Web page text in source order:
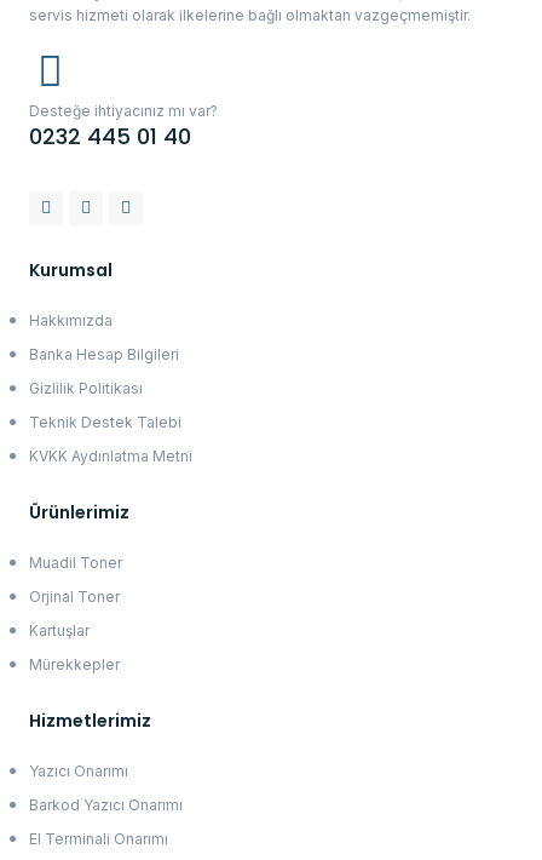
servis hizmeti olarak ilkelerine bağlı olmaktan vazgeçmemiştir.
Desteğe ihtiyacınız mı var?
0232 445 01 40
Kurumsal
Hakkımızda
Banka Hesap Bilgileri
Gizlilik Politikası
Teknik Destek Talebi
KVKK Aydınlatma Metni
Ürünlerimiz
Muadil Toner
Orjinal Toner
Kartuşlar
Mürekkepler
Hizmetlerimiz
Yazıcı Onarımı
Barkod Yazıcı Onarımı
El Terminali Onarımı